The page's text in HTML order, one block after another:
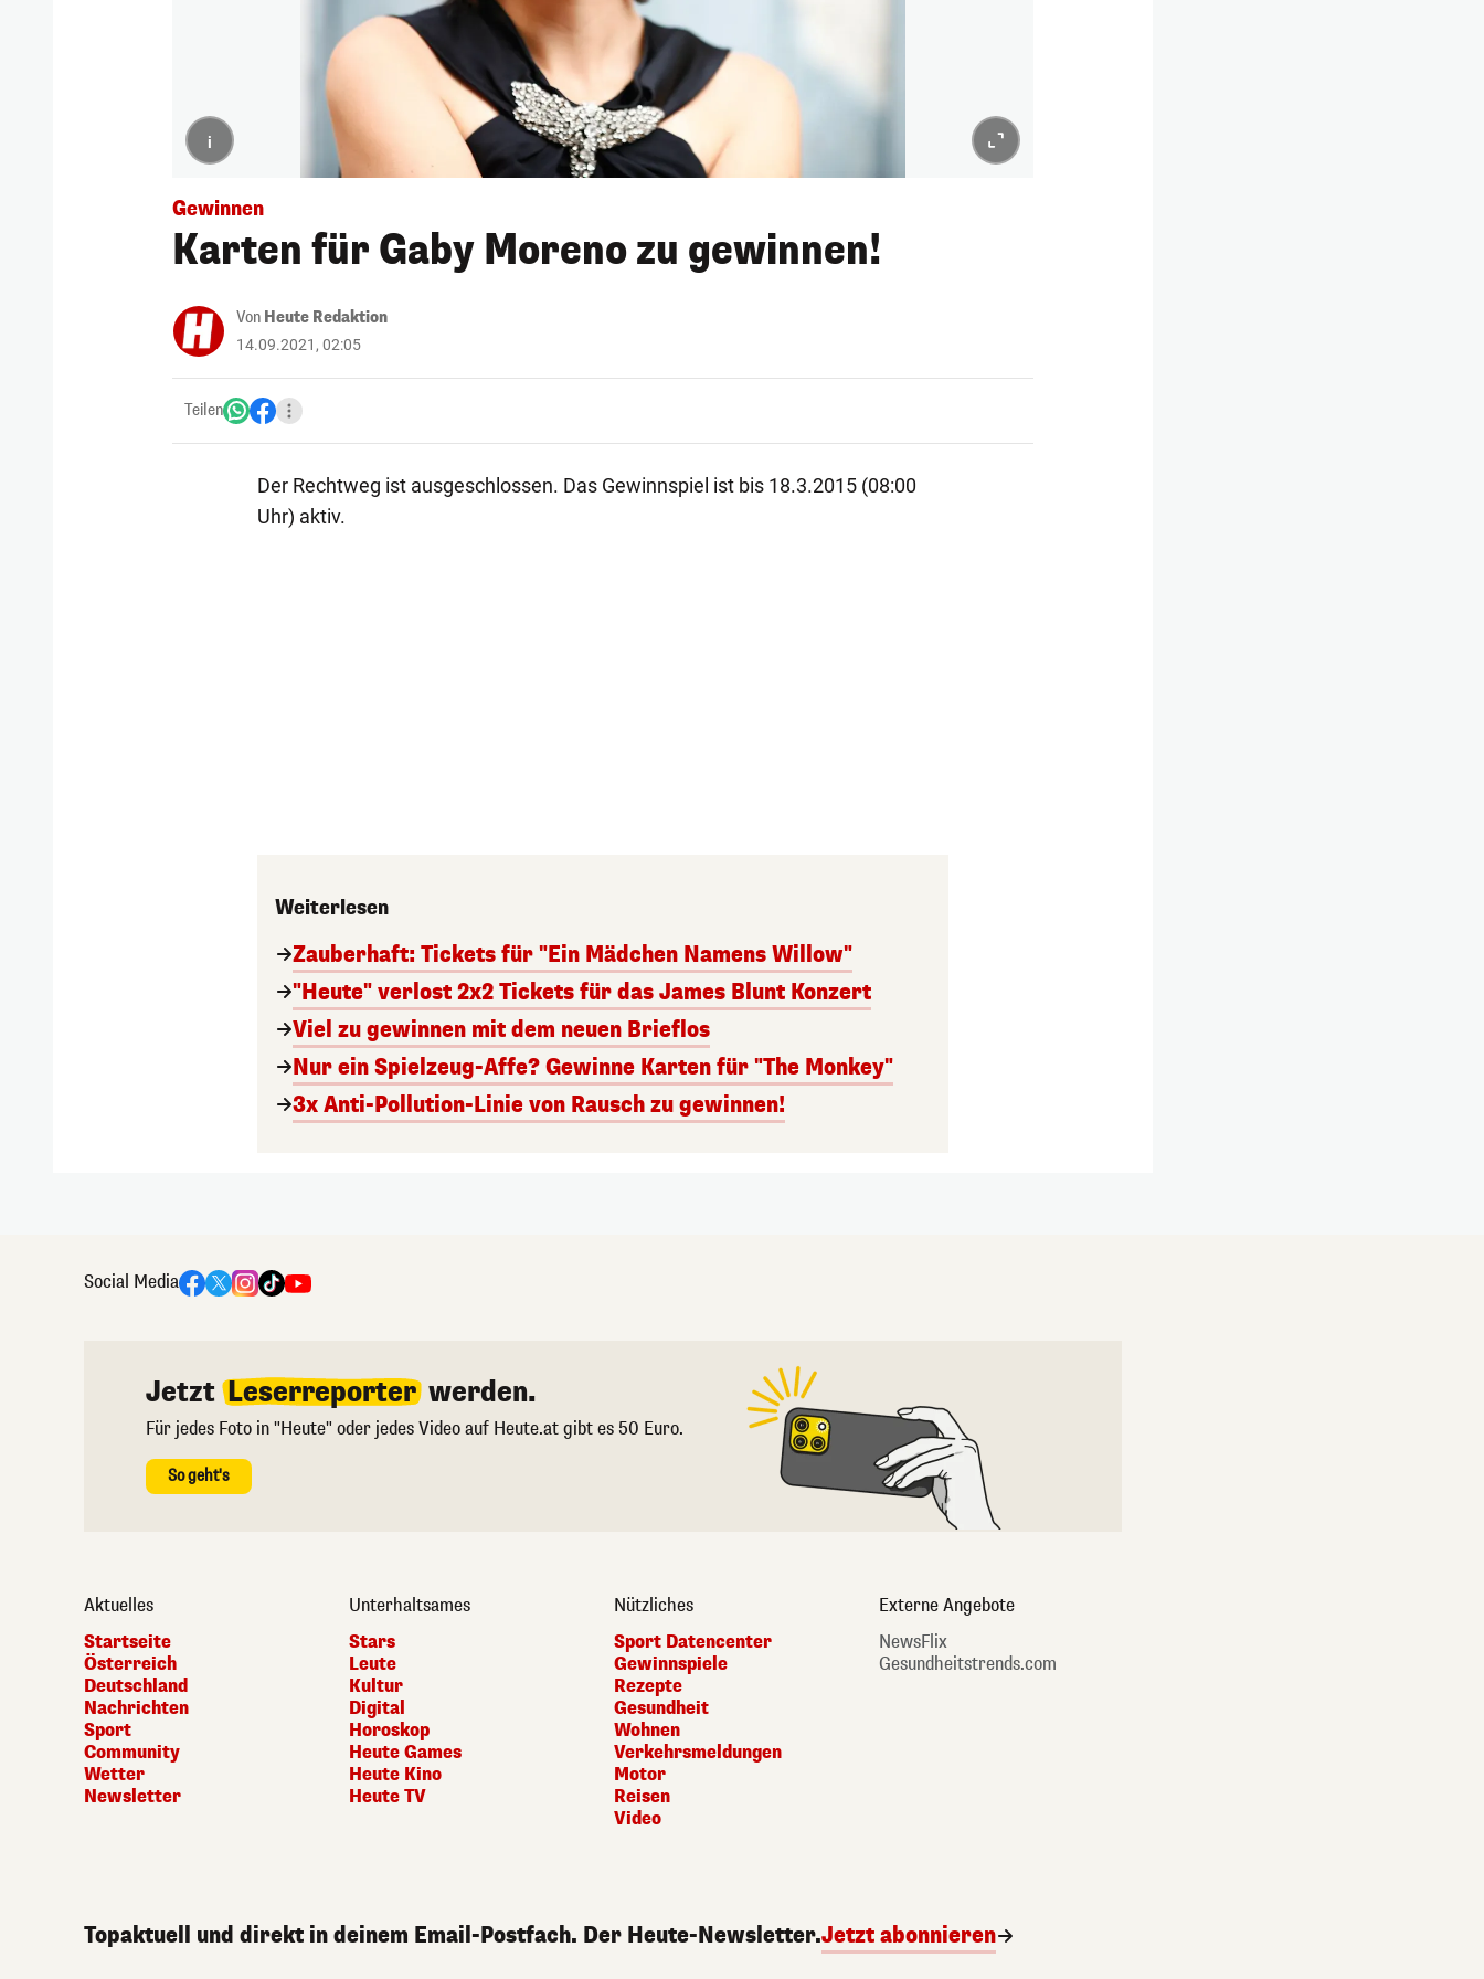
i
Gewinnen
Karten für Gaby Moreno zu gewinnen!
Von Heute Redaktion
14.09.2021, 02:05
Teilen
Der Rechtweg ist ausgeschlossen. Das Gewinnspiel ist bis 18.3.2015 (08:00
Uhr) aktiv.
Weiterlesen
Zauberhaft: Tickets für "Ein Mädchen Namens Willow"
"Heute" verlost 2x2 Tickets für das James Blunt Konzert
Viel zu gewinnen mit dem neuen Brieflos
Nur ein Spielzeug-Affe? Gewinne Karten für "The Monkey"
3x Anti-Pollution-Linie von Rausch zu gewinnen!
Social Media
Jetzt Leserreporter werden.
Für jedes Foto in "Heute" oder jedes Video auf Heute.at gibt es 50 Euro.
So geht's
Aktuelles
Startseite
Österreich
Deutschland
Nachrichten
Sport
Community
Wetter
Newsletter
Unterhaltsames
Stars
Leute
Kultur
Digital
Horoskop
Heute Games
Heute Kino
Heute TV
Nützliches
Sport Datencenter
Gewinnspiele
Rezepte
Gesundheit
Wohnen
Verkehrsmeldungen
Motor
Reisen
Video
Externe Angebote
NewsFlix
Gesundheitstrends.com
Topaktuell und direkt in deinem Email-Postfach. Der Heute-Newsletter.Jetzt abonnieren